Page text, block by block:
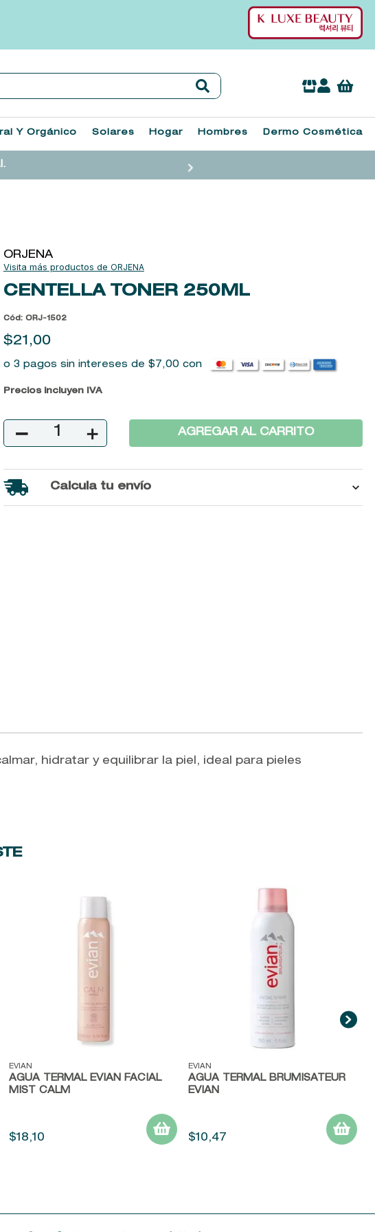
Y Orgánico Solares Hogar Hombres Dermo Cosmética
ORJENA
ORJENA
CENTELLA TONER 250ML
Cód : ORJ-1502
$21 ,00
o 3 pagos sin intereses de $ 7 ,00con
Precios incluyen IVA
＋
－ AGREGAR AL CARRITO
Calcula tu envío
hidratar y equilibrar la piel, ideal para pieles
Vista rápida
EVIAN
AGUA TERMAL EVIAN FACIAL
MIST CALM
$18,10
Vista rápida
EVIAN
AGUA TERMAL BRUMISATEUR
EVIAN
$10,47